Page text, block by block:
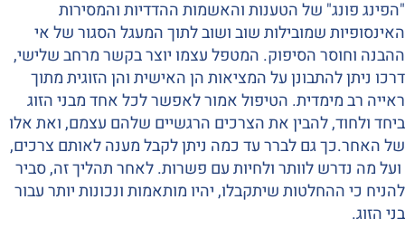
"הפינג פונג" של הטענות והאשמות ההדדיות והמסירות
האינסופיות שמובילות שוב ושוב לתוך המעגל הסגור של אי
ההבנה וחוסר הסיפוק. המטפל עצמו יוצר בקשר מרחב שלישי,
דרכו ניתן להתבונן על המציאות הן האישית והן הזוגית מתוך
ראייה רב מימדית. הטיפול אמור לאפשר לכל אחד מבני הזוג
ביחד ולחוד, להבין את הצרכים הרגשיים שלהם עצמם, ואת אלו
של האחר.כך גם לברר עד כמה ניתן לקבל מענה לאותם צרכים,
ועל מה נדרש לוותר ולחיות עם פשרות. לאחר תהליך זה, סביר
להניח כי ההחלטות שיתקבלו, יהיו מותאמות ונכונות יותר עבור
בני הזוג.